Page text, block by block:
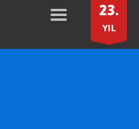
23.
YIL